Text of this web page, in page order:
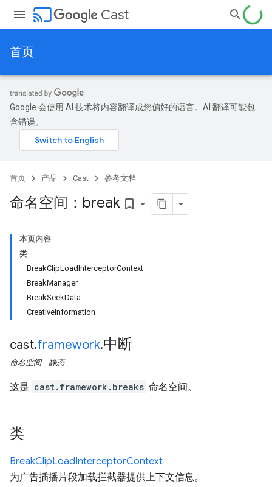
cast Cast
首页
Google 会使用 AI 技术将内容翻译成您偏好的语言。AI 翻译可能包
含错误。
首页 产品 Cast 参考文档
命名空间：break bookmark_border
本页内容
类
BreakClipLoadInterceptorContext
BreakManager
BreakSeekData
CreativeInformation
cast.framework.中断
命名空间 静态
这是 cast.framework.breaks 命名空间。
类
BreakClipLoadInterceptorContext
为广告插播片段加载拦截器提供上下文信息。